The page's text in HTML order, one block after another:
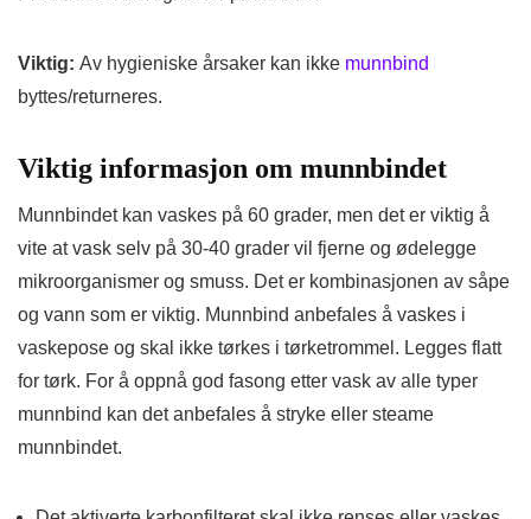
Viktig: Av hygieniske årsaker kan ikke munnbind
byttes/returneres.
Viktig informasjon om munnbindet
Munnbindet kan vaskes på 60 grader, men det er viktig å
vite at vask selv på 30-40 grader vil fjerne og ødelegge
mikroorganismer og smuss. Det er kombinasjonen av såpe
og vann som er viktig. Munnbind anbefales å vaskes i
vaskepose og skal ikke tørkes i tørketrommel. Legges flatt
for tørk. For å oppnå god fasong etter vask av alle typer
munnbind kan det anbefales å stryke eller steame
munnbindet.